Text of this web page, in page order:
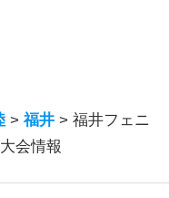
>福井 >福井フェニ
会情報